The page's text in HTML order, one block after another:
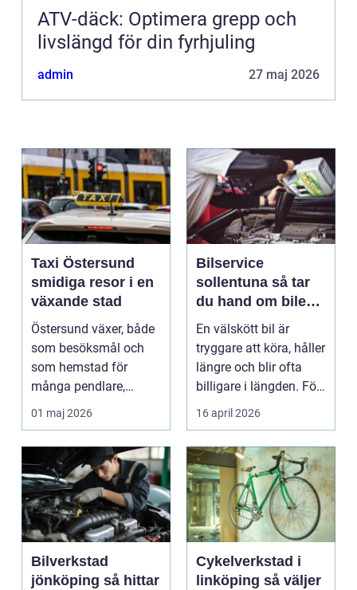
ATV-däck: Optimera grepp och
livslängd för din fyrhjuling
admin 27 maj 2026
Taxi Östersund
smidiga resor i en
växande stad
Östersund växer, både
som besöksmål och
som hemstad för
många pendlare,
studenter och
företagare. En...
01 maj 2026
Bilservice
sollentuna så tar
du hand om bilen
på ett smart sätt
En välskött bil är
tryggare att köra, håller
längre och blir ofta
billigare i längden. För
många bil...
16 april 2026
Bilverkstad
jönköping så hittar
Cykelverkstad i
linköping så väljer